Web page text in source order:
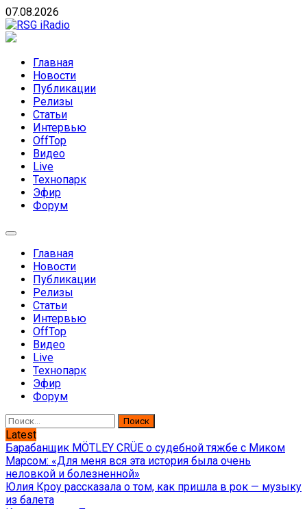
Skip
to
content
07.08.2026
направлений без возрастных ограничений
Главная
Новости
Публикации
Релизы
Статьи
Интервью
OffTop
Видео
Live
Технопарк
Эфир
Форум
Главная
Новости
Публикации
Релизы
Статьи
Интервью
OffTop
Видео
Live
Технопарк
Эфир
Форум
Найти:
Latest
Барабанщик MÖTLEY CRÜE о судебной тяжбе с Миком
Марсом: «Для меня вся эта история была очень
неловкой и болезненной»
Юлия Кроу рассказала о том, как пришла в рок — музыку
из балета